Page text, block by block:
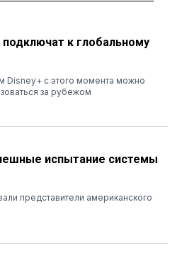
к глобальному
Disney+ с этого момента можно
за рубежом
испытание системы
представители американского